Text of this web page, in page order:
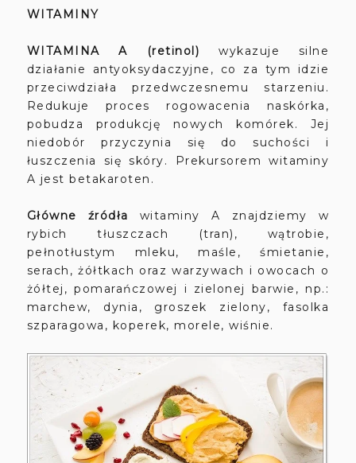
WITAMINY
WITAMINA A (retinol)wykazuje silne
działanie antyoksydaczyjne, co za tym idzie
przeciwdziała przedwczesnemu starzeniu.
Redukuje proces rogowacenia naskórka,
pobudza produkcję nowych komórek. Jej
niedobór przyczynia się do suchości i
łuszczenia się skóry. Prekursorem witaminy
A jest betakaroten.
Główne źródła witaminy A znajdziemy w
rybich tłuszczach (tran), wątrobie,
pełnotłustym mleku, maśle, śmietanie,
serach, żółtkach oraz warzywach i owocach o
żółtej, pomarańczowej i zielonej barwie, np.:
marchew, dynia, groszek zielony, fasolka
szparagowa, koperek, morele, wiśnie.